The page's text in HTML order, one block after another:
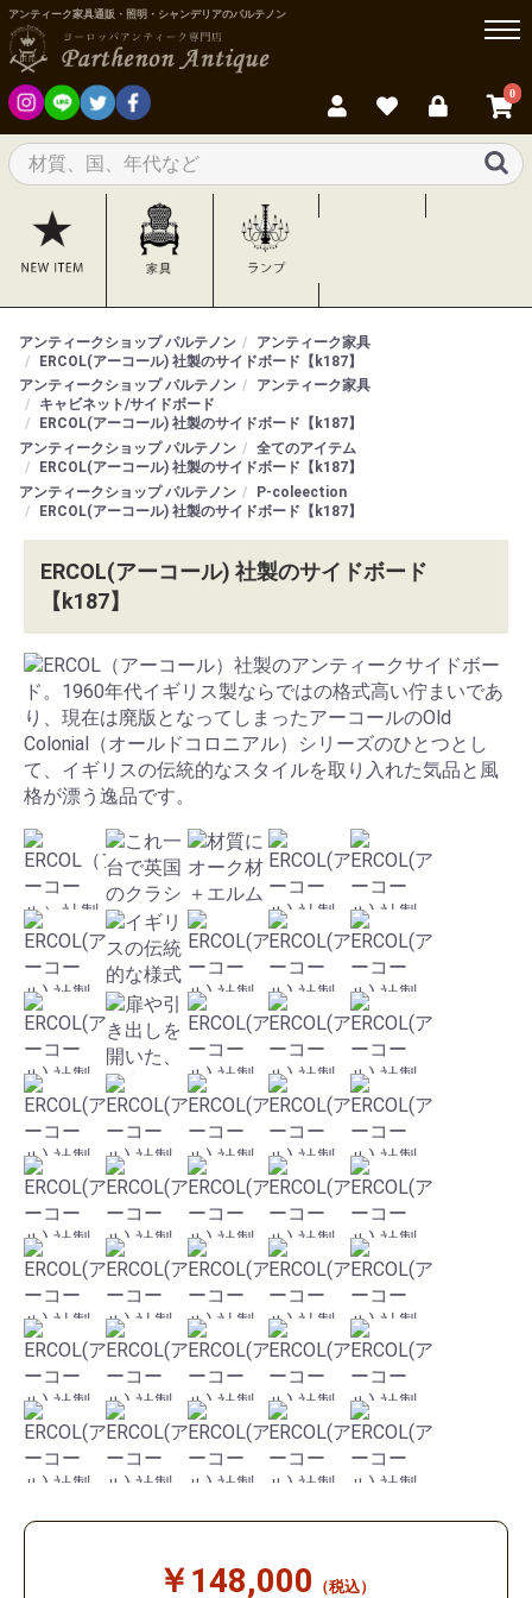
アンティーク家具通販・照明・シャンデリアのパルテノン
0
アンティークショップ パルテノン
アンティーク家具
ERCOL(アーコール) 社製のサイドボード【k187】
アンティークショップ パルテノン
アンティーク家具
キャビネット/サイドボード
ERCOL(アーコール) 社製のサイドボード【k187】
アンティークショップ パルテノン
全てのアイテム
ERCOL(アーコール) 社製のサイドボード【k187】
アンティークショップ パルテノン
P-coleection
ERCOL(アーコール) 社製のサイドボード【k187】
ERCOL(アーコール) 社製のサイドボード
【k187】
￥148,000 （税込）